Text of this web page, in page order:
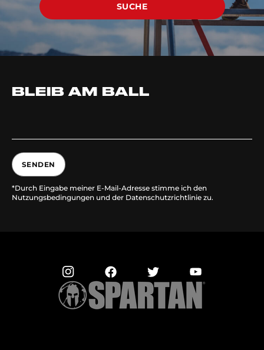
SUCHE
BLEIB AM BALL
SENDEN
*Durch Eingabe meiner E-Mail-Adresse stimme ich den
Nutzungsbedingungen und der Datenschutzrichtlinie zu.